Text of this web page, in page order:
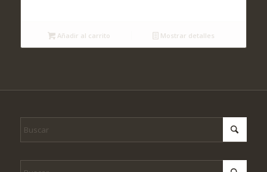
Añadir al carrito Mostrar detalles